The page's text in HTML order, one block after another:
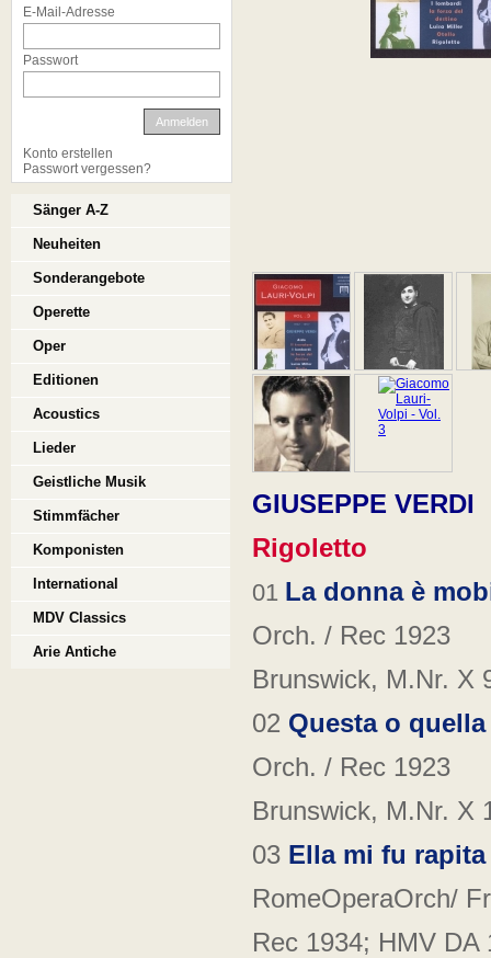
GIUSEPPE VERDI
Rigoletto
01 La donna è
Orch. / Rec 1923
Brunswick, M.Nr. X
02 Questa o quella
Orch. / Rec 1923
Brunswick, M.Nr. X
03 Ella mi fu rapita
RomeOperaOrch/
Rec 1934; HMV DA
E-Mail-Adresse
Passwort
Anmelden
Konto erstellen
Passwort vergessen?
Sänger A-Z
Neuheiten
Sonderangebote
Operette
Oper
Editionen
Acoustics
Lieder
Geistliche Musik
Stimmfächer
Komponisten
International
MDV Classics
Arie Antiche